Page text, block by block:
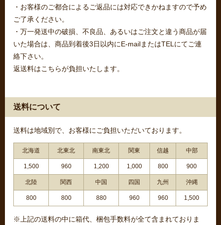
・お客様のご都合によるご返品には対応できかねますので予め
ご了承ください。
・万一発送中の破損、不良品、あるいはご注文と違う商品が届
いた場合は、商品到着後3日以内にE-mailまたはTELにてご連
絡下さい。
返送料はこちらが負担いたします。
送料について
送料は地域別で、お客様にご負担いただいております。
北海道 北東北 南東北 関東 信越 中部
1,500 960 1,200 1,000 800 900
北陸 関西 中国 四国 九州 沖縄
800 800 880 960 960 1,500
※上記の送料の中に箱代、梱包手数料が全て含まれておりま